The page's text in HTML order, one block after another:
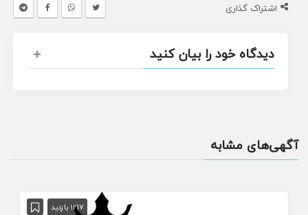
اشتراک گذاری
دیدگاه خود را بیان کنید
آگهی‌های مشابه
1217 بازدید